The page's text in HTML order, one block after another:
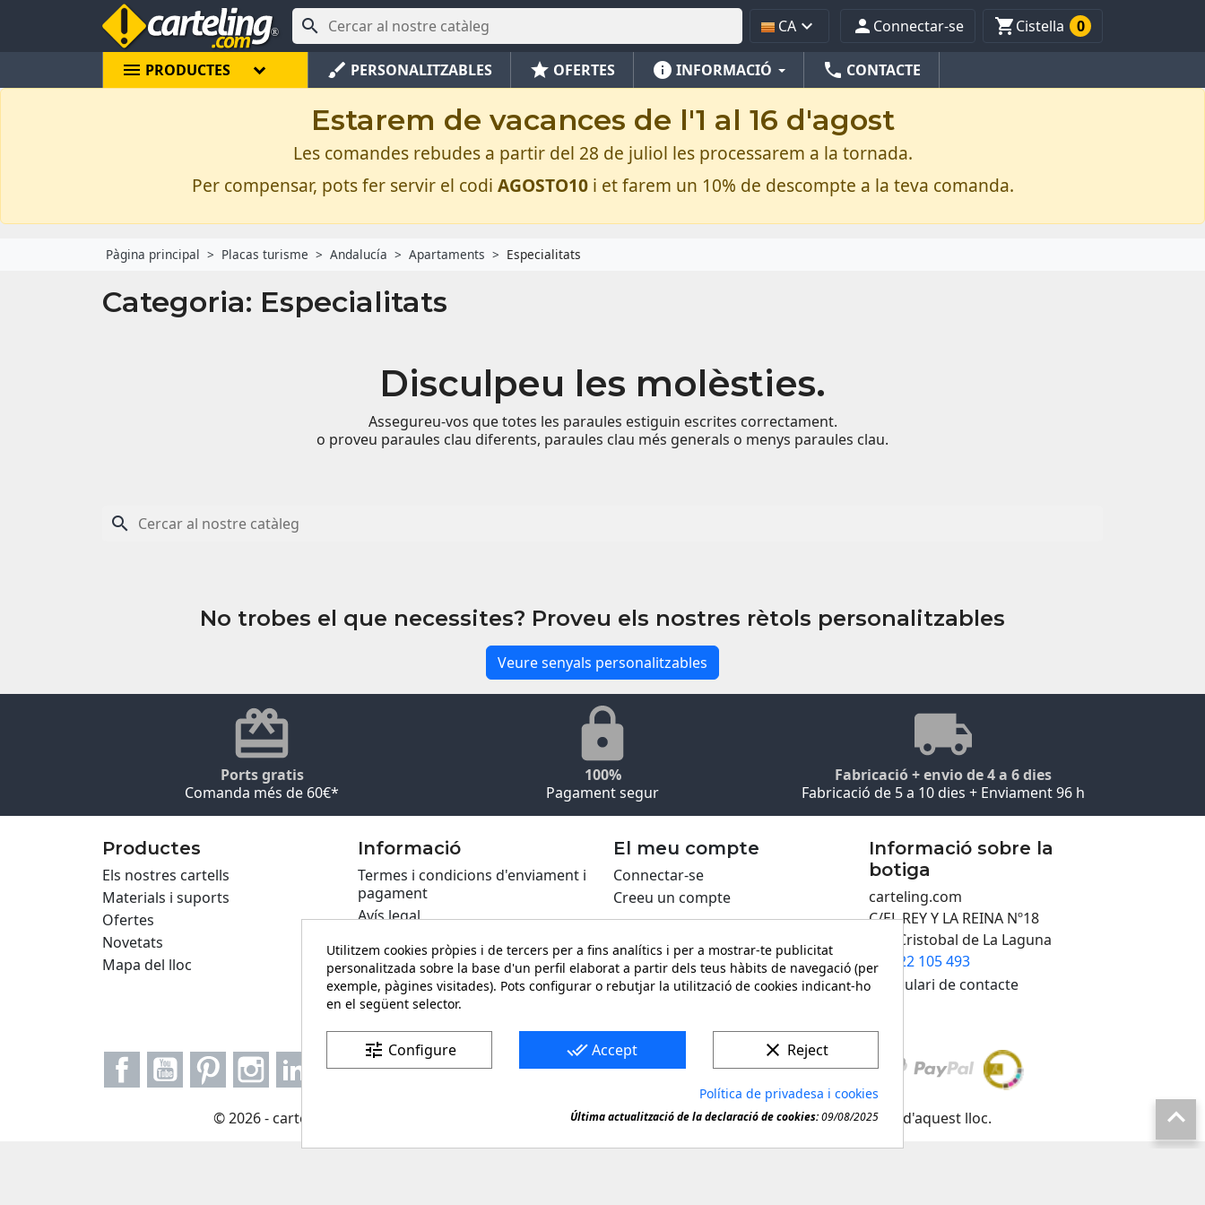
 CA  Connectar-se Cistella 0
menu PRODUCTES brush PERSONALITZABLES star OFERTES info INFORMACIÓ phone CONTACTE
Estarem de vacances de l'1 al 16 d'agost
Les comandes rebudes a partir del 28 de juliol les processarem a la tornada.
Per compensar, pots fer servir el codi AGOSTO10i et farem un 10% de descompte a la teva comanda.
Pàgina principal Placas turisme Andalucía Apartaments Especialitats
Categoria: Especialitats
Disculpeu les molèsties.
Assegureu-vos que totes les paraules estiguin escrites correctament.
o proveu paraules clau diferents, paraules clau més generals o menys paraules clau.

No trobes el que necessites? Proveu els nostres rètols personalitzables
Veure senyals personalitzables
Ports gratis
Comanda més de 60€*
100%
Pagament segur
Fabricació + envio de 4 a 6 dies
Fabricació de 5 a 10 dies + Enviament 96 h
Productes
Els nostres cartells
Materials i suports
Ofertes
Novetats
Mapa del lloc
Informació
Termes i condicions d'enviament i
pagament
Avís legal
Privacitat
Carteling PRO
Formulari de contacte
El meu compte
Connectar-se
Creeu un compte
Informació sobre la
botiga
carteling.com
C/EL REY Y LA REINA Nº18
San Cristobal de La Laguna

922 105 493
Formulari de contacte
FacebookYouTubePinterestInstagramLinkedIn
© 2026 - carteling.com és una marca registrada. Còpia o reproducció prohibida de qualsevol material d'aquest lloc. 
Utilitzem cookies pròpies i de tercers per a fins analítics i per a mostrar-te publicitat
personalitzada sobre la base d'un perfil elaborat a partir dels teus hàbits de navegació (per
exemple, pàgines visitades). Pots configurar o rebutjar la utilització de cookies indicant-ho
en el següent selector.
tune Configure done_all Accept clear Reject
Política de privadesa i cookies
Última actualització de la declaració de cookies:09/08/2025